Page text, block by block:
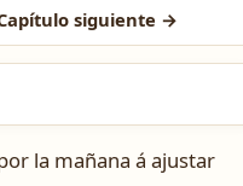
siguiente →
la mañana á ajustar